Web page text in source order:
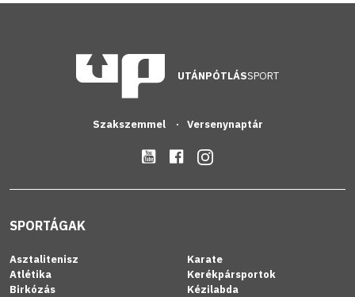
UTÁNPÓTLÁSSPORT
Szakszemmel Versenynaptár
SPORTÁGAK
Asztalitenisz
Atlétika
Birkózás
Karate
Kerékpársportok
Kézilabda